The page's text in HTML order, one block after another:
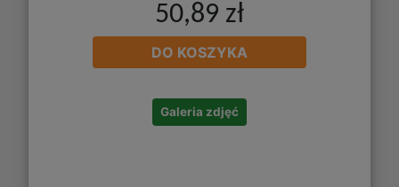
50,89 zł
DO KOSZYKA
Galeria zdjęć